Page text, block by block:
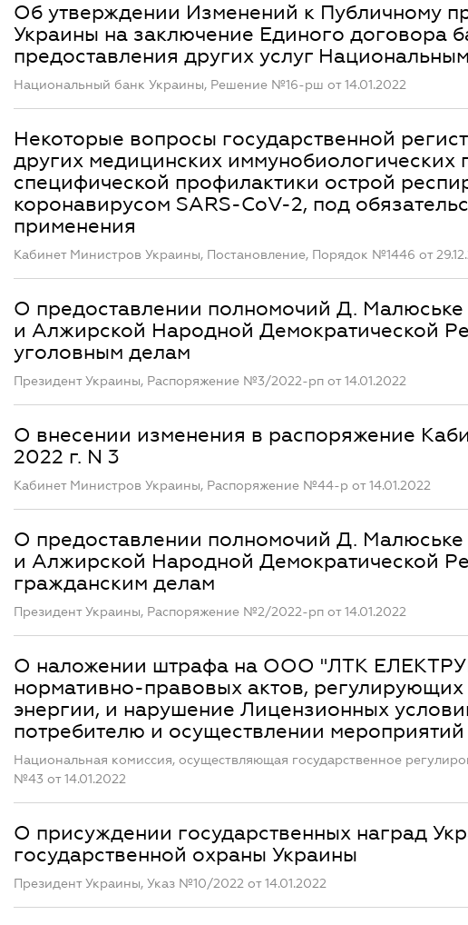
Об утверждении Изменений к Публичному
Украины на заключение Единого договора
предоставления других услуг
Национальный банк Украины, Решение №16-рш от 14.01.2022
Некоторые вопросы государственной
других медицинских иммунобиологических
специфической профилактики острой
коронавирусом SARS-CoV-2, под
применения
Кабинет Министров Украины, Постановление, Порядок №1446 от
О предоставлении полномочий Д.
и Алжирской Народной Демократической
уголовным делам
Президент Украины, Распоряжение №3/2022-рп от 14.01.2022
О внесении изменения в распоряжение
2022 г. N 3
Кабинет Министров Украины, Распоряжение №44-р от 14.01.2022
О предоставлении полномочий Д.
и Алжирской Народной Демократической
гражданским делам
Президент Украины, Распоряжение №2/2022-рп от 14.01.2022
О наложении штрафа на ООО "ЛТК
нормативно-правовых актов,
энергии, и нарушение Лицензионных
потребителю и осуществлении
Национальная комиссия, осуществляющая государственное
№43 от 14.01.2022
О присуждении государственных наград
государственной охраны Украины
Президент Украины, Указ №10/2022 от 14.01.2022